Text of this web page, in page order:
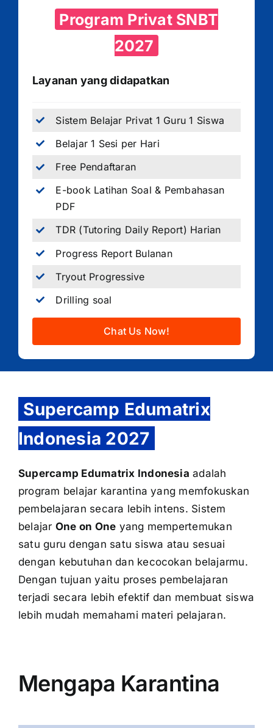
Program Privat SNBT
2027
Layanan yang didapatkan
Sistem Belajar Privat 1 Guru 1 Siswa
Belajar 1 Sesi per Hari
Free Pendaftaran
E-book Latihan Soal & Pembahasan
PDF
TDR (Tutoring Daily Report) Harian
Progress Report Bulanan
Tryout Progressive
Drilling soal
Chat Us Now!
Supercamp Edumatrix
Indonesia 2027
Supercamp Edumatrix Indonesia adalah
program belajar karantina yang memfokuskan
pembelajaran secara lebih intens. Sistem
belajar One on One yang mempertemukan
satu guru dengan satu siswa atau sesuai
dengan kebutuhan dan kecocokan belajarmu.
Dengan tujuan yaitu proses pembelajaran
terjadi secara lebih efektif dan membuat siswa
lebih mudah memahami materi pelajaran.
Mengapa Karantina